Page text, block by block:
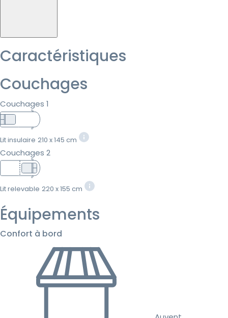
Caractéristiques
Couchages
Couchages 1
Lit insulaire 210 x 145 cm
Couchages 2
Lit relevable 220 x 155 cm
Équipements
Confort à bord